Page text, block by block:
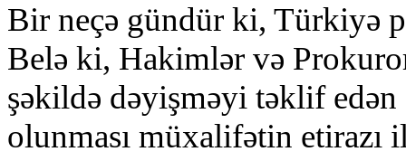
Bir neçə gündür ki, Türkiyə
Belə ki, Hakimlər və
şəkildə dəyişməyi təklif
olunması müxalifətin etirazı